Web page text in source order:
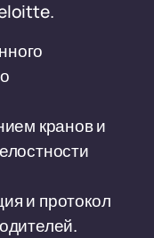
кранов и
и протокол